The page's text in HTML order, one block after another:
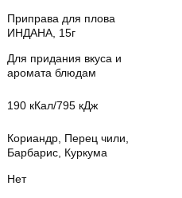
Приправа для плова
ИНДАНА, 15г
Для придания вкуса и
аромата блюдам
190 кКал/795 кДж
Кориандр, Перец чили,
Барбарис, Куркума
Нет